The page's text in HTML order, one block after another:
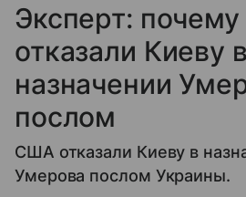
Эксперт:
отказали Киеву в
назначении
послом
США отказали Киеву в
Умерова послом Украины.